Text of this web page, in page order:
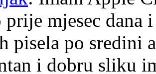
prije mjesec dana
pisela po sredini
i dobru sliku